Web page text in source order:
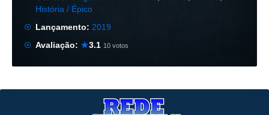
História / Épico
Lançamento: 2019
Avaliação:
3.1 10 votos